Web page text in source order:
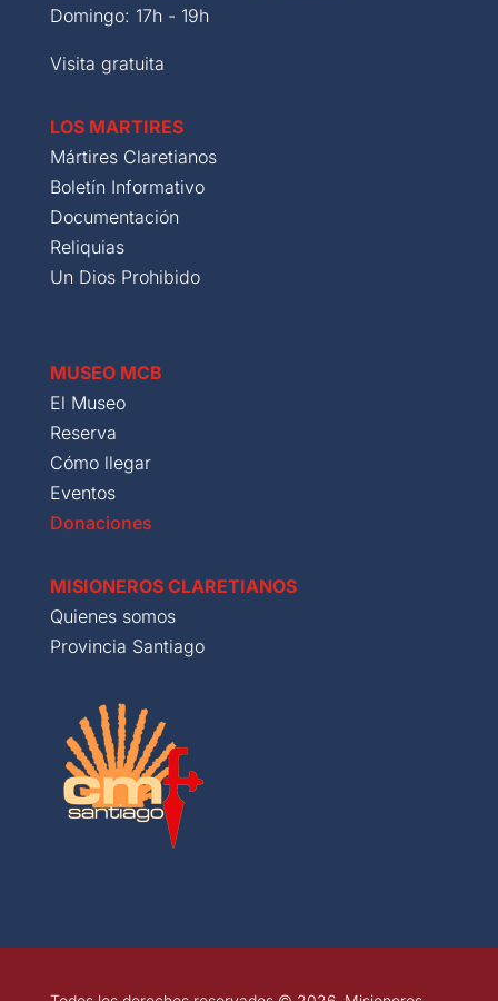
Domingo: 17h - 19h
Visita gratuita
LOS MARTIRES
Mártires Claretianos
Boletín Informativo
Documentación
Reliquias
Un Dios Prohibido
MUSEO MCB
El Museo
Reserva
Cómo llegar
Eventos
Donaciones
MISIONEROS CLARETIANOS
Quienes somos
Provincia Santiago